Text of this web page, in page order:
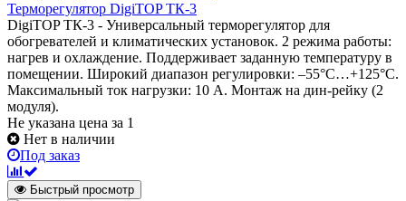
Терморегулятор DigiTOP ТК-3
DigiTOP ТК-3 - Универсальный терморегулятор для
обогревателей и климатических установок. 2 режима работы:
нагрев и охлаждение. Поддерживает заданную температуру в
помещении. Широкий диапазон регулировки: –55°C…+125°C.
Максимальный ток нагрузки: 10 А. Монтаж на дин-рейку (2
модуля).
Не указана цена за 1
Нет в наличии
Под заказ
Быстрый просмотр